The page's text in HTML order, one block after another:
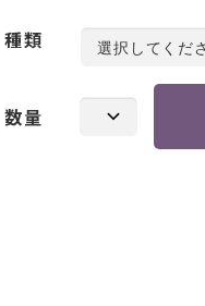
種類
数量